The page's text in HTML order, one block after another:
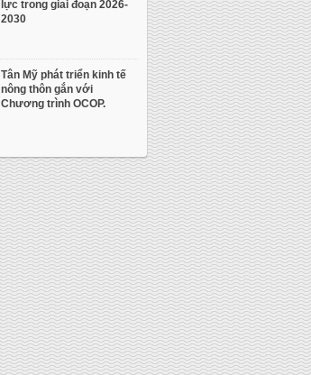
lực trong giai đoạn 2026-
2030
Tân Mỹ phát triển kinh tế
nông thôn gắn với
Chương trình OCOP.